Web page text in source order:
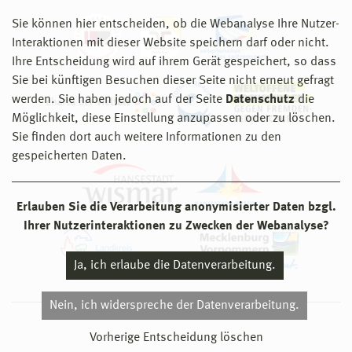
Sie können hier entscheiden, ob die Webanalyse Ihre Nutzer-
Interaktionen mit dieser Website speichern darf oder nicht.
Ihre Entscheidung wird auf ihrem Gerät gespeichert, so dass
Sie bei künftigen Besuchen dieser Seite nicht erneut gefragt
werden. Sie haben jedoch auf der Seite Datenschutz die
Möglichkeit, diese Einstellung anzupassen oder zu löschen.
Sie finden dort auch weitere Informationen zu den
gespeicherten Daten.
Erlauben Sie die Verarbeitung anonymisierter Daten bzgl.
Ihrer Nutzerinteraktionen zu Zwecken der Webanalyse?
Ja, ich erlaube die Datenverarbeitung.
Nein, ich widerspreche der Datenverarbeitung.
Vorherige Entscheidung löschen